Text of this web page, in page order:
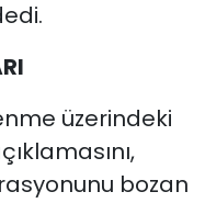
üzerindeki
bozan